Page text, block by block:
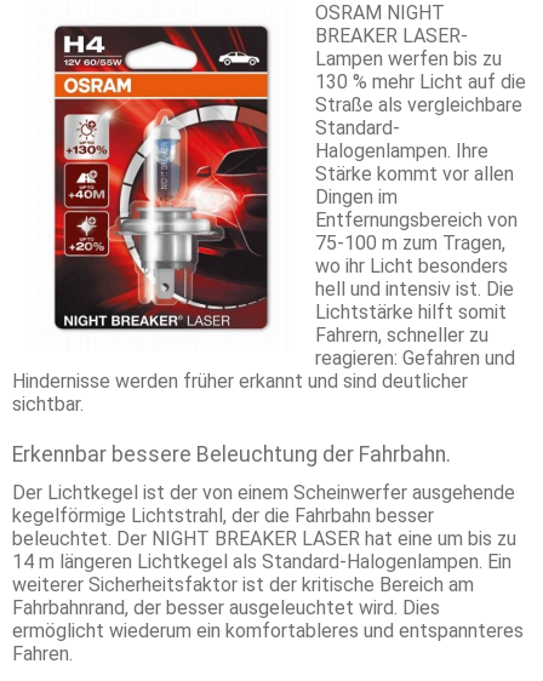
OSRAM NIGHT
BREAKER LASER-
Lampen werfen bis zu
130 % mehr Licht auf die
Straße als vergleichbare
Standard-
Halogenlampen. Ihre
Stärke kommt vor allen
Dingen im
Entfernungsbereich von
75-100 m zum Tragen,
wo ihr Licht besonders
hell und intensiv ist. Die
Lichtstärke hilft somit
Fahrern, schneller zu
reagieren: Gefahren und
Hindernisse werden früher erkannt und sind deutlicher
sichtbar.
Erkennbar bessere Beleuchtung der Fahrbahn.
Der Lichtkegel ist der von einem Scheinwerfer ausgehende
kegelförmige Lichtstrahl, der die Fahrbahn besser
beleuchtet. Der NIGHT BREAKER LASER hat eine um bis zu
14 m längeren Lichtkegel als Standard-Halogenlampen. Ein
weiterer Sicherheitsfaktor ist der kritische Bereich am
Fahrbahnrand, der besser ausgeleuchtet wird. Dies
ermöglicht wiederum ein komfortableres und entspannteres
Fahren.